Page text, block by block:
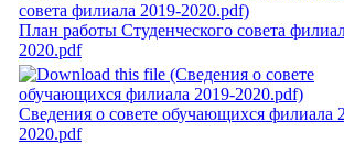
План работы Студенческого совета
2020.pdf
Сведения о совете обучающихся филиала
2020.pdf